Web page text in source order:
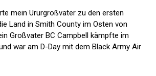
mein Ururgroßvater zu den ersten
Land in Smith County im Osten von
Großvater BC Campbell kämpfte im
war am D-Day mit dem Black Army Air